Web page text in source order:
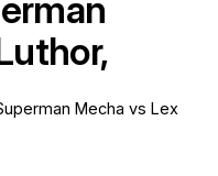
Mecha vs Lex